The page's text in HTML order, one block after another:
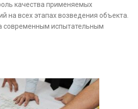
качества применяемых
на всех этапах возведения объекта.
современным испытательным
области аккредитации.